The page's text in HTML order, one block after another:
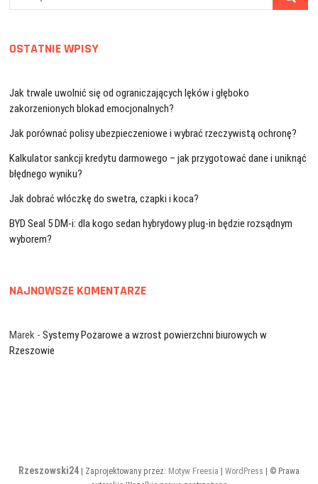
OSTATNIE WPISY
Jak trwale uwolnić się od ograniczających lęków i głęboko
zakorzenionych blokad emocjonalnych?
Jak porównać polisy ubezpieczeniowe i wybrać rzeczywistą ochronę?
Kalkulator sankcji kredytu darmowego – jak przygotować dane i uniknąć
błędnego wyniku?
Jak dobrać włóczkę do swetra, czapki i koca?
BYD Seal 5 DM-i: dla kogo sedan hybrydowy plug-in będzie rozsądnym
wyborem?
NAJNOWSZE KOMENTARZE
Marek -Systemy Pożarowe a wzrost powierzchni biurowych w
Rzeszowie
Rzeszowski24| Zaprojektowany przez: Motyw Freesia WordPress | © Prawa